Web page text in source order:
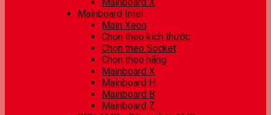
Mainboard Intel
Main Xeon
Chọn theo kích thước
Chọn theo Socket
Chọn theo hãng
Mainboard X
Mainboard H
Mainboard B
Mainboard Z